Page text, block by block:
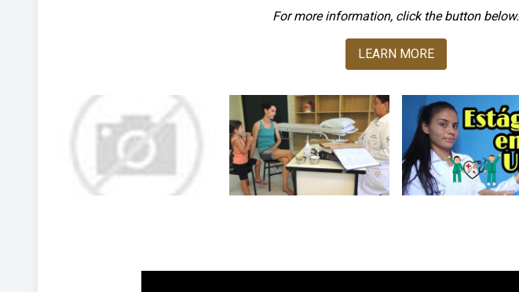
For more information, click the button below.
LEARN MORE